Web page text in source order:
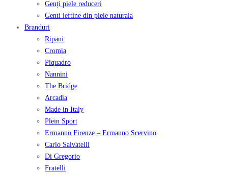
Genți piele reduceri
Genti ieftine din piele naturala
Branduri
Ripani
Cromia
Piquadro
Nannini
The Bridge
Arcadia
Made in Italy
Plein Sport
Ermanno Firenze – Ermanno Scervino
Carlo Salvatelli
Di Gregorio
Fratelli